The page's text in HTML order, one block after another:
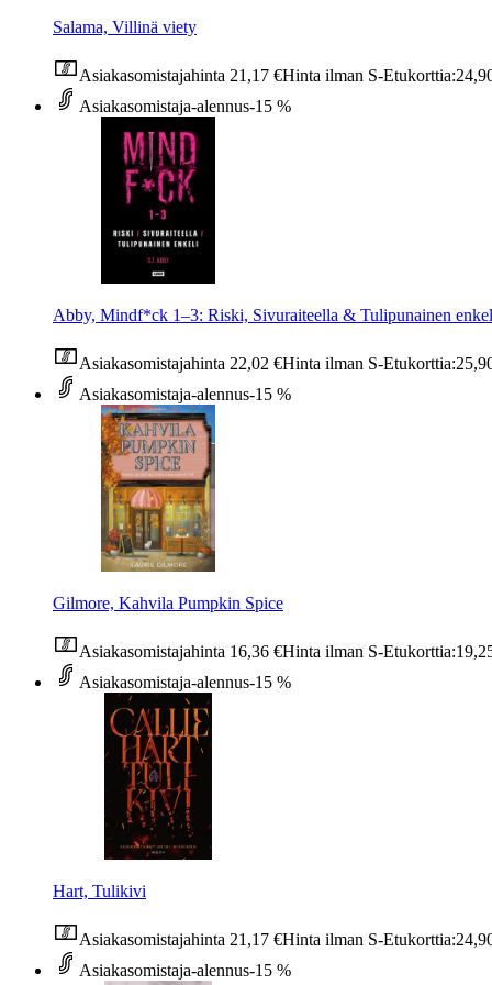
Salama, Villinä viety
Asiakasomistajahinta 21,17 €Hinta ilman S-Etukorttia:
Asiakasomistaja-alennus-15 %
Abby, Mindf*ck 1–3: Riski, Sivuraiteella & Tulipunainen
Asiakasomistajahinta 22,02 €Hinta ilman S-Etukorttia:
Asiakasomistaja-alennus-15 %
Gilmore, Kahvila Pumpkin Spice
Asiakasomistajahinta 16,36 €Hinta ilman S-Etukorttia:
Asiakasomistaja-alennus-15 %
Hart, Tulikivi
Asiakasomistajahinta 21,17 €Hinta ilman S-Etukorttia:
Asiakasomistaja-alennus-15 %